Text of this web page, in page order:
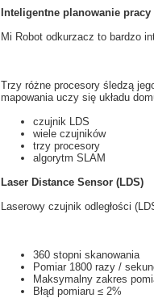
Inteligentne planowanie pracy
Mi Robot odkurzacz to bardzo
Trzy różne procesory śledzą
mapowaniauczy się układu
czujnik LDS
wiele czujników
trzy procesory
algorytm SLAM
Laser Distance Sensor (LDS)
Laserowy czujnik odległości (
360 stopni skanowania
Pomiar 1800 razy /
Maksymalny zakres
Błąd pomiaru ≤ 2%